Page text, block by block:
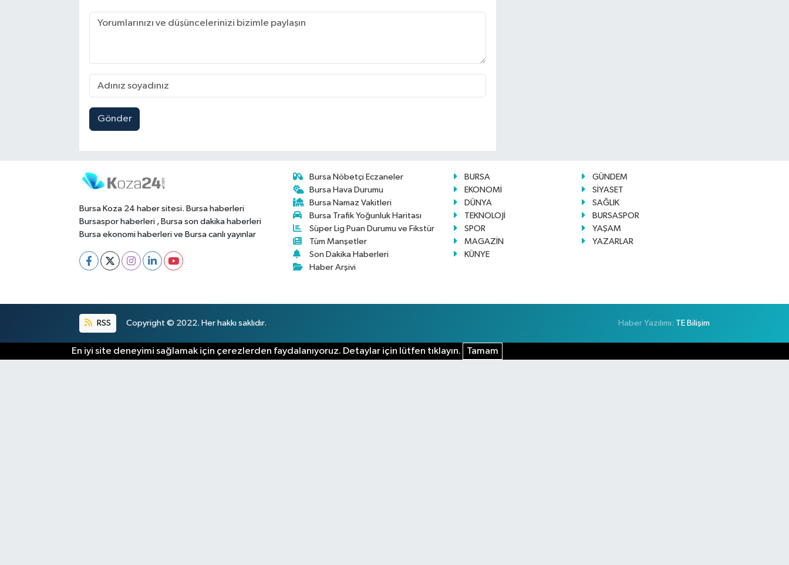
Gönder
Bursa Koza 24 haber sitesi. Bursa haberleri
Bursaspor haberleri , Bursa son dakika haberleri
Bursa ekonomi haberleri ve Bursa canlı yayınlar
Bursa Nöbetçi Eczaneler
Bursa Hava Durumu
Bursa Namaz Vakitleri
Bursa Trafik Yoğunluk Haritası
Süper Lig Puan Durumu ve Fikstür
Tüm Manşetler
Son Dakika Haberleri
Haber Arşivi
BURSA
GÜNDEM
EKONOMİ
SİYASET
DÜNYA
SAĞLIK
TEKNOLOJİ
BURSASPOR
SPOR
YAŞAM
MAGAZİN
YAZARLAR
KÜNYE
RSS Copyright © 2022. Her hakkı saklıdır. Haber Yazılımı: TE Bilişim
En iyi site deneyimi sağlamak için çerezlerden faydalanıyoruz. Detaylar için lütfen tıklayın. Tamam